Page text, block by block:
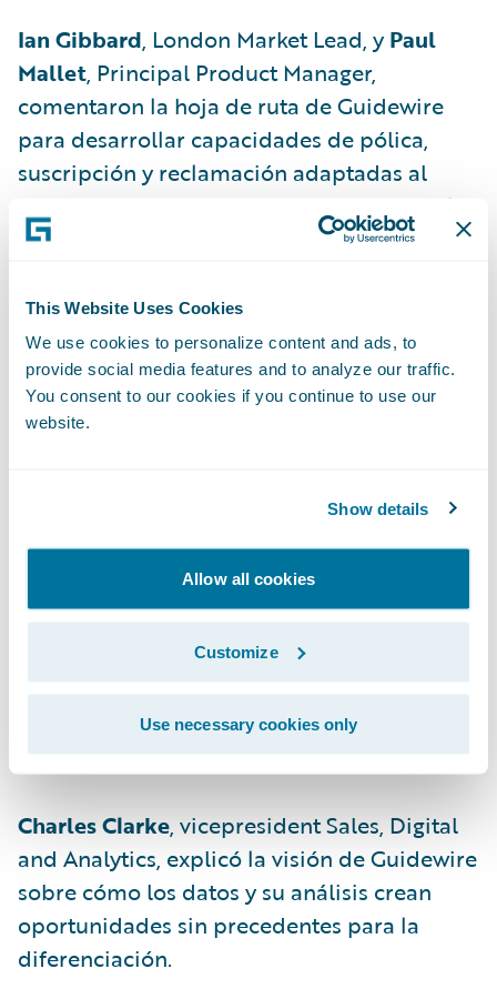
This Website Uses Cookies
We use cookies to personalize content and ads, to
provide social media features and to analyze our traffic.
You consent to our cookies if you continue to use our
website.
Show details
Allow all cookies
Customize
Use necessary cookies only
Ian Gibbard, London Market Lead, yPaul
Mallet, Principal Product Manager,
comentaron la hoja de ruta de Guidewire
para desarrollar capacidades de pólica,
suscripción y reclamación adaptadas al
mercado de Londres, así como el foco en la
modernización continua.
Will McAllister , Head of Global Legal, ilustró
cómo Guidewire Cloud está permitiendo a
las aseguradoras europeas adaptarse a unas
reglamentaciones cada vez más complejas y
, Chief Customer Officer, y
Annemarie Bruch, senior director
Transformation Strategy, describieron el
los clientes alcancen sus objetivos.
Charles Clarke, vicepresident Sales, Digital
and Analytics, explicó la visión de Guidewire
sobre cómo los datos y su análisis crean
oportunidades sin precedentes para la
diferenciación.